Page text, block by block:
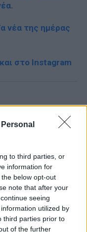
to third parties, or
information for
below opt-out
note that after your
seeing
utilized by
third parties prior to
of the further
.
νέα της ημέρας
στο Instagram